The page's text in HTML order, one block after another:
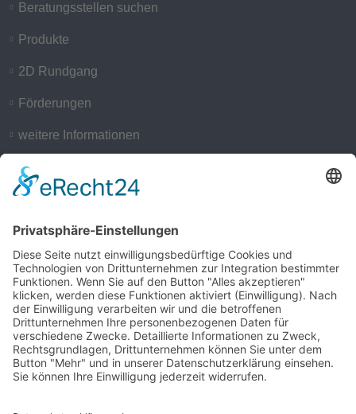
Beratungsstellen suchen
Produkte
2D Rundgang
Förderungen
weitere Informationen